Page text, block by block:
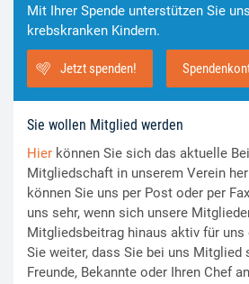
Mit Ihrer Spende unterstützen Sie
krebskranken Kindern.
Jetzt spenden!
Sie wollen Mitglied werden
Hier können Sie sich das aktuelle
Mitgliedschaft in unserem Verein
können Sie uns per Post oder per
uns sehr, wenn sich unsere
Mitgliedsbeitrag hinaus aktiv für uns
Sie weiter, dass Sie bei uns Mitglied
Freunde, Bekannte oder Ihren Chef